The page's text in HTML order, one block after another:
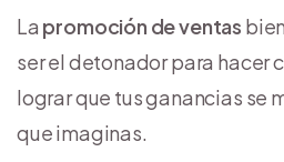
La promoción de ventas
ser el detonador para hacer
lograr que tus ganancias se
que imaginas.